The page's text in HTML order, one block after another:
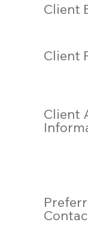
Client
Client
Client